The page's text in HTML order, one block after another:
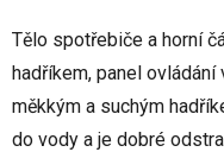
Tělo spotřebiče a horní
hadříkem, panel
měkkým a suchým
do vody a je dobré